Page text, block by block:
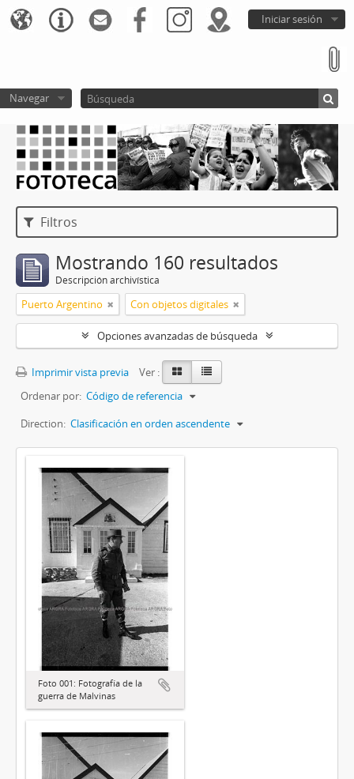
Iniciar sesión
Navegar
Filtros
Mostrando 160 resultados
Descripción archivística
Puerto Argentino Con objetos digitales
Opciones avanzadas de búsqueda
Imprimir vista previa
Ver :
Ordenar por: Código de referencia
Direction: Clasificación en orden ascendente
Foto 001: Fotografía de la
guerra de Malvinas